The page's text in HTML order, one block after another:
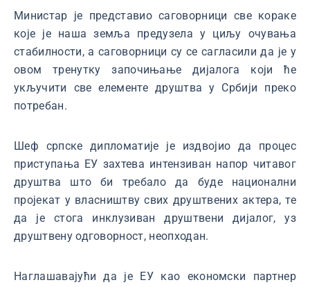
Министар је представио саговорници све кораке
које је наша земља предузела у циљу очувања
стабилности, а саговорници су се сагласили да је у
овом тренутку започињање дијалога који ће
укључити све елементе друштва у Србији преко
потребан.
Шеф српске дипломатије је издвојио да процес
приступања ЕУ захтева интензиван напор читавог
друштва што би требало да буде национални
пројекат у власништву свих друштвених актера, те
да је стога инклузиван друштвени дијалог, уз
друштвену одговорност, неопходан.
Наглашавајући да је ЕУ као економски партнер